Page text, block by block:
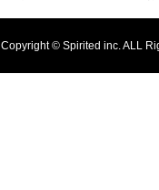
Copyright © Spirited inc. ALL